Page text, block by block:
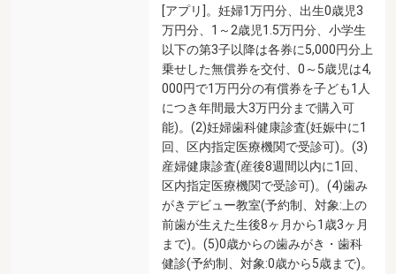
[アプリ]。妊婦1万円分、出生0歳児3
万円分、1～2歳児1.5万円分、小学生
以下の第3子以降は各券に5,000円分上
乗せした無償券を交付、0～5歳児は4,
000円で1万円分の有償券を子ども1人
につき年間最大3万円分まで購入可
能)。(2)妊婦歯科健康診査(妊娠中に1
回、区内指定医療機関で受診可)。(3)
産婦健康診査(産後8週間以内に1回、
区内指定医療機関で受診可)。(4)歯み
がきデビュー教室(予約制、対象:上の
前歯が生えた生後8ヶ月から1歳3ヶ月
まで)。(5)0歳からの歯みがき・歯科
健診(予約制、対象:0歳から5歳まで)。